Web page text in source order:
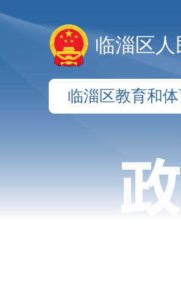
临淄区人
临淄区教育和